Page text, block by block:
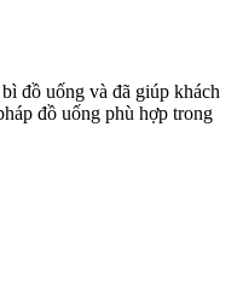
đồ uống và đã giúp khách
đồ uống phù hợp trong